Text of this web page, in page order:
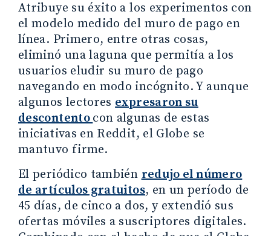
Atribuye su éxito a los experimentos con
el modelo medido del muro de pago en
línea. Primero, entre otras cosas,
eliminó una laguna que permitía a los
usuarios eludir su muro de pago
navegando en modo incógnito. Y aunque
algunos lectoresexpresaron su
descontentocon algunas de estas
iniciativas en Reddit, el Globe se
mantuvo firme.
El periódico tambiénredujo el número
de artículos gratuitos, en un período de
45 días, de cinco a dos, y extendió sus
ofertas móviles a suscriptores digitales.